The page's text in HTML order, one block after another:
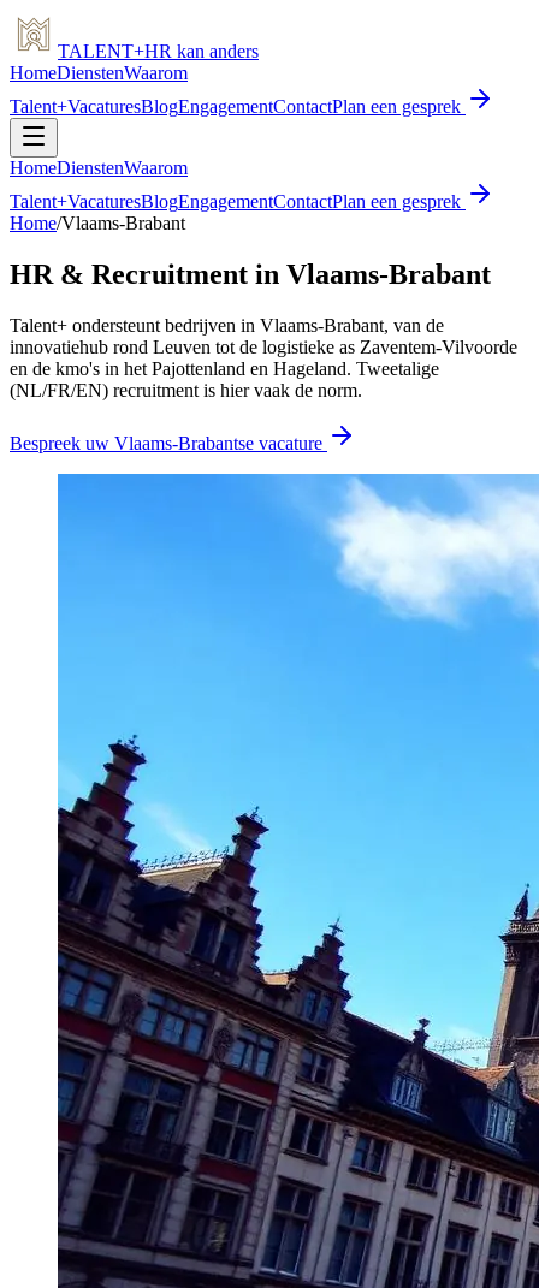
TALENT+HR kan anders
HomeDienstenWaarom
Talent+VacaturesBlogEngagementContactPlan een gesprek
HomeDienstenWaarom
Talent+VacaturesBlogEngagementContactPlan een gesprek
Home/Vlaams-Brabant
HR & Recruitment in Vlaams-Brabant
Talent+ ondersteunt bedrijven in Vlaams-Brabant, van de
innovatiehub rond Leuven tot de logistieke as Zaventem-Vilvoorde
en de kmo's in het Pajottenland en Hageland. Tweetalige
(NL/FR/EN) recruitment is hier vaak de norm.
Bespreek uw Vlaams-Brabantse vacature